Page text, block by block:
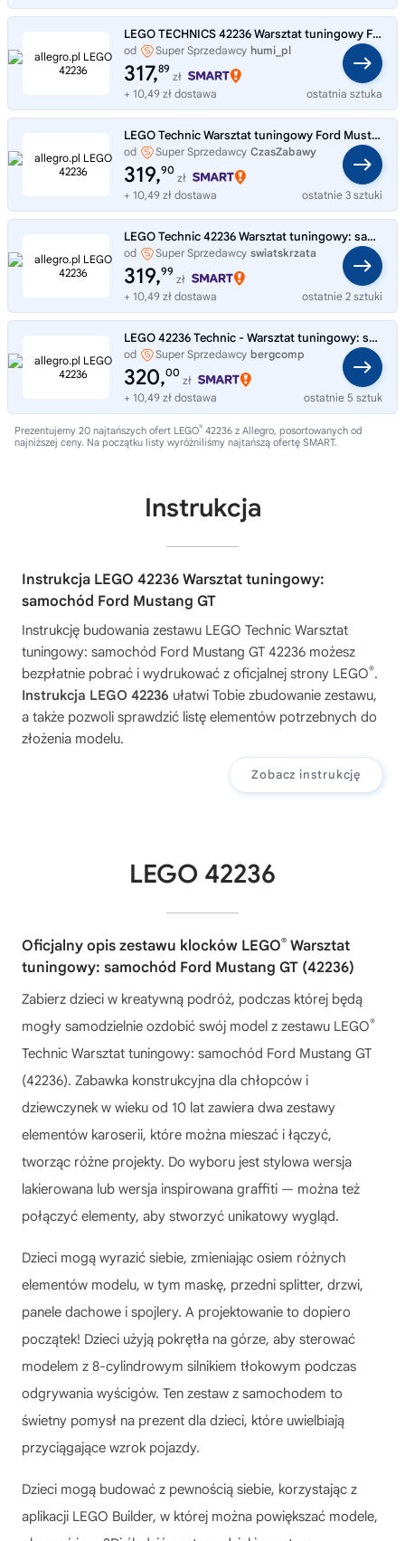
LEGO TECHNICS 42236 Warsztat tuningowy FORD MUSTANG GT - ORYGINALNE KLOCKI
od Super Sprzedawcy humi_pl
317,89
zł
+ 10,49 zł dostawa
ostatnia sztuka
LEGO Technic Warsztat tuningowy Ford Mustang GT 42236
od Super Sprzedawcy CzasZabawy
319,90
zł
+ 10,49 zł dostawa
ostatnie 3 sztuki
LEGO Technic 42236 Warsztat tuningowy: samochód Ford Mustang GT
od Super Sprzedawcy swiatskrzata
319,99
zł
+ 10,49 zł dostawa
ostatnie 2 sztuki
LEGO 42236 Technic - Warsztat tuningowy: samochód Ford Mustang GT
od Super Sprzedawcy bergcomp
320,00
zł
+ 10,49 zł dostawa
ostatnie 5 sztuk
Prezentujemy 20 najtańszych ofert LEGO® 42236 z Allegro, posortowanych od
najniższej ceny. Na początku listy wyróżniliśmy najtańszą ofertę SMART.
Instrukcja
Instrukcja LEGO 42236 Warsztat tuningowy:
samochód Ford Mustang GT
Instrukcję budowania zestawu LEGO Technic Warsztat
tuningowy: samochód Ford Mustang GT 42236 możesz
bezpłatnie pobrać i wydrukować z oficjalnej strony LEGO®.
Instrukcja LEGO 42236 ułatwi Tobie zbudowanie zestawu,
a także pozwoli sprawdzić listę elementów potrzebnych do
złożenia modelu.
Zobacz instrukcję
LEGO 42236
Oficjalny opis zestawu klocków LEGO® Warsztat
tuningowy: samochód Ford Mustang GT (42236)
Zabierz dzieci w kreatywną podróż, podczas której będą
mogły samodzielnie ozdobić swój model z zestawu LEGO®
Technic Warsztat tuningowy: samochód Ford Mustang GT
(42236). Zabawka konstrukcyjna dla chłopców i
dziewczynek w wieku od 10 lat zawiera dwa zestawy
elementów karoserii, które można mieszać i łączyć,
tworząc różne projekty. Do wyboru jest stylowa wersja
lakierowana lub wersja inspirowana graffiti — można też
połączyć elementy, aby stworzyć unikatowy wygląd.
Dzieci mogą wyrazić siebie, zmieniając osiem różnych
elementów modelu, w tym maskę, przedni splitter, drzwi,
panele dachowe i spojlery. A projektowanie to dopiero
początek! Dzieci użyją pokrętła na górze, aby sterować
modelem z 8-cylindrowym silnikiem tłokowym podczas
odgrywania wyścigów. Ten zestaw z samochodem to
świetny pomysł na prezent dla dzieci, które uwielbiają
przyciągające wzrok pojazdy.
Dzieci mogą budować z pewnością siebie, korzystając z
aplikacji LEGO Builder, w której można powiększać modele,